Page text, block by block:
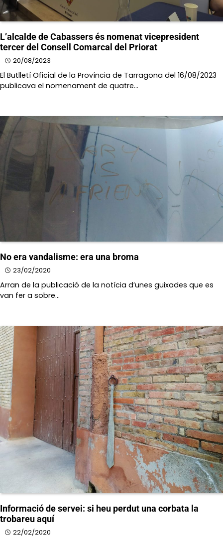
L’alcalde de Cabassers és nomenat vicepresident
tercer del Consell Comarcal del Priorat
20/08/2023
El Butlletí Oficial de la Província de Tarragona del 16/08/2023
publicava el nomenament de quatre…
No era vandalisme: era una broma
23/02/2020
Arran de la publicació de la notícia d’unes guixades que es
van fer a sobre…
Informació de servei: si heu perdut una corbata la
trobareu aquí
22/02/2020